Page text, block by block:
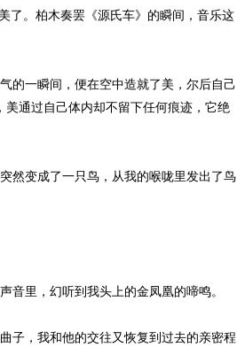
了。柏木奏罢《源氏车》的瞬间，音乐这
的一瞬间，便在空中造就了美，尔后自己
通过自己体内却不留下任何痕迹，它绝
变成了一只鸟，从我的喉咙里发出了鸟
里，幻听到我头上的金凤凰的啼鸣。
子，我和他的交往又恢复到过去的亲密程